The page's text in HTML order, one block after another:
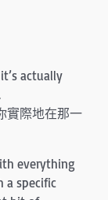
actually
實際地在那一
everything
a specific